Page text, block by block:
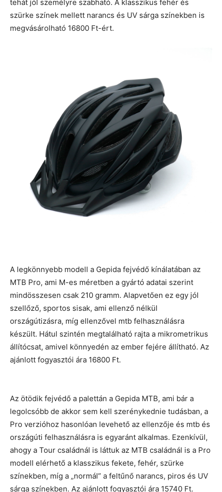
tehát jól személyre szabható. A klasszikus fehér és
szürke színek mellett narancs és UV sárga színekben is
megvásárolható 16800 Ft-ért.
A legkönnyebb modell a Gepida fejvédő kínálatában az
MTB Pro, ami M-es méretben a gyártó adatai szerint
mindösszesen csak 210 gramm. Alapvetően ez egy jól
szellőző, sportos sisak, ami ellenző nélkül
országútizásra, míg ellenzővel mtb felhasználásra
készült. Hátul szintén megtalálható rajta a mikrometrikus
állítócsat, amivel könnyedén az ember fejére állítható. Az
ajánlott fogyasztói ára 16800 Ft.
Az ötödik fejvédő a palettán a Gepida MTB, ami bár a
legolcsóbb de akkor sem kell szerénykednie tudásban, a
Pro verzióhoz hasonlóan levehető az ellenzője és mtb és
országúti felhasználásra is egyaránt alkalmas. Ezenkívül,
ahogy a Tour családnál is láttuk az MTB családnál is a Pro
modell elérhető a klasszikus fekete, fehér, szürke
színekben, míg a „normál” a feltűnő narancs, piros és UV
sárga színekben. Az ajánlott fogyasztói ára 15740 Ft.